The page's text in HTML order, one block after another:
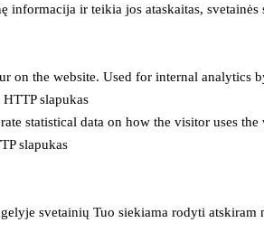
informacija ir teikia jos ataskaitas,
on the website. Used for internal analytics
HTTP slapukas
statistical data on how the visitor uses the
slapukas
svetainių Tuo siekiama rodyti